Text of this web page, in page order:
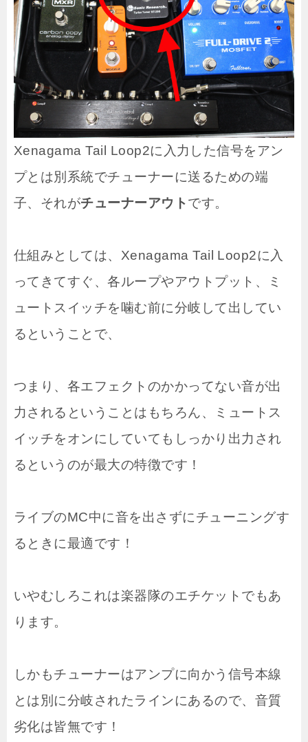
Xenagama Tail Loop2に入力した信号をアン
プとは別系統でチューナーに送るための端
子、それがチューナーアウトです。
仕組みとしては、Xenagama Tail Loop2に入
ってきてすぐ、各ループやアウトプット、ミ
ュートスイッチを噛む前に分岐して出してい
るということで、
つまり、各エフェクトのかかってない音が出
力されるということはもちろん、ミュートス
イッチをオンにしていてもしっかり出力され
るというのが最大の特徴です！
ライブのMC中に音を出さずにチューニングす
るときに最適です！
いやむしろこれは楽器隊のエチケットでもあ
ります。
しかもチューナーはアンプに向かう信号本線
とは別に分岐されたラインにあるので、音質
劣化は皆無です！